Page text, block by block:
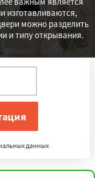
изготавливаются,
можно разделить
и типу открывания.
данных